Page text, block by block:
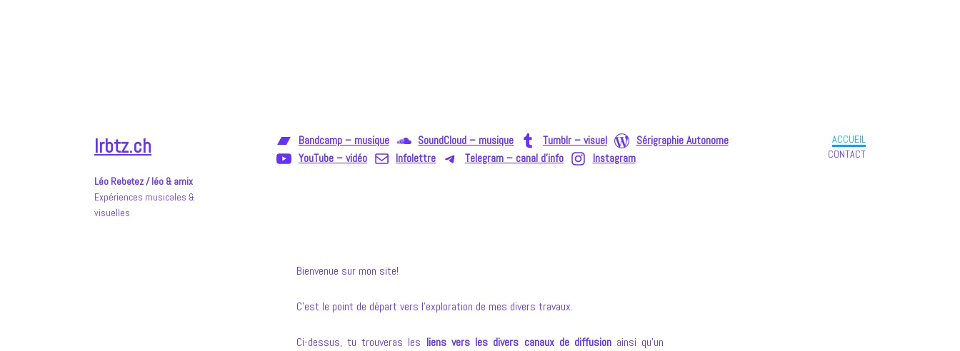
lrbtz.ch
Léo Rebetez / léo & amix
Expériences musicales &
visuelles
Bandcamp – musique SoundCloud – musique Tumblr – visuel
Sérigraphie Autonome
YouTube – vidéo
Infolettre Telegram – canal d'info Instagram
ACCUEIL
CONTACT
Bienvenue sur mon site!
C’est le point de départ vers l’exploration de mes divers travaux.
Ci-dessus, tu trouveras les liens vers les divers canaux de diffusion ainsi qu’un